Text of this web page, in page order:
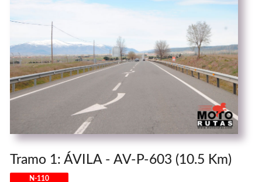
Tramo 1: ÁVILA - AV-P-603 (10.5 Km)
N-110